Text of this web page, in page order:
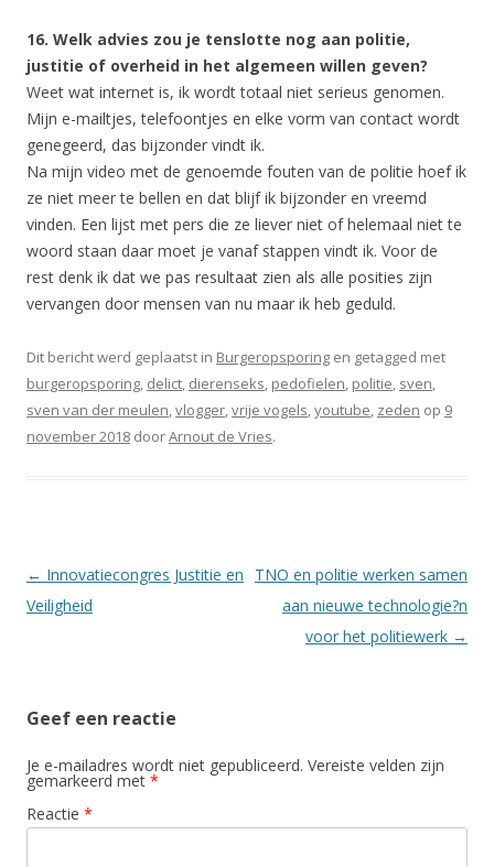
16. Welk advies zou je tenslotte nog aan politie,
justitie of overheid in het algemeen willen geven?
Weet wat internet is, ik wordt totaal niet serieus genomen.
Mijn e-mailtjes, telefoontjes en elke vorm van contact wordt
genegeerd, das bijzonder vindt ik.
Na mijn video met de genoemde fouten van de politie hoef ik
ze niet meer te bellen en dat blijf ik bijzonder en vreemd
vinden. Een lijst met pers die ze liever niet of helemaal niet te
woord staan daar moet je vanaf stappen vindt ik. Voor de
rest denk ik dat we pas resultaat zien als alle posities zijn
vervangen door mensen van nu maar ik heb geduld.
Dit bericht werd geplaatst in Burgeropsporing en getagged met
burgeropsporing, delict, dierenseks, pedofielen, politie, sven,
sven van der meulen,vlogger,vrije vogels,youtube, zeden op 9
november 2018 doorArnout de Vries.
Berichtnavigatie
← Innovatiecongres Justitie en
Veiligheid
TNO en politie werken samen
aan nieuwe technologie?n
voor het politiewerk →
Geef een reactie
Je e-mailadres wordt niet gepubliceerd. Vereiste velden zijn
gemarkeerd met *
Reactie *